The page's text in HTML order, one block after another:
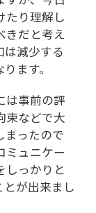
たり理解し
きだと考え
は減少する
ます。
は事前の評
束などで大
まったので
ミュニケー
しっかりと
が出来まし